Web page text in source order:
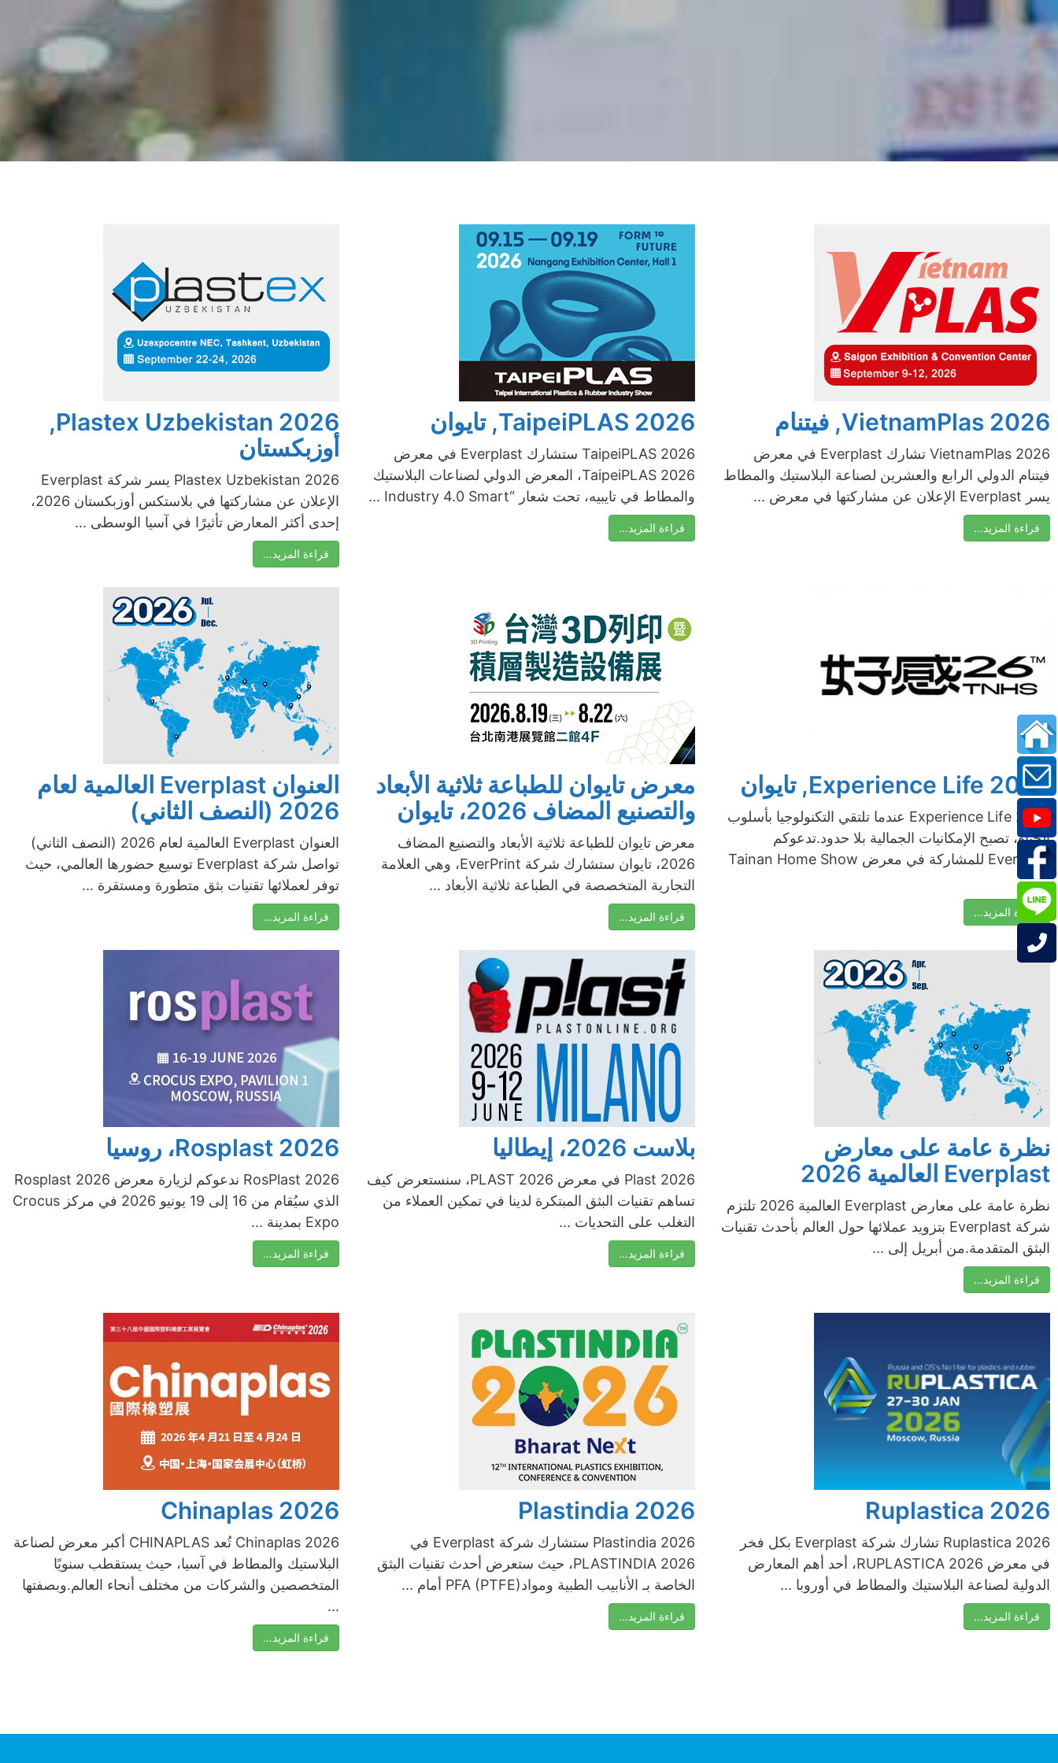
Plastex Uzbekistan 2026,
أوزبكستان
Plastex Uzbekistan 2026 يسر شركة Everplast
الإعلان عن مشاركتها في بلاستكس أوزبكستان 2026،
إحدى أكثر المعارض تأثيرًا في آسيا الوسطى ...
قراءة المزيد…
TaipeiPLAS 2026, تايوان
TaipeiPLAS 2026 ستشارك Everplast في معرض
TaipeiPLAS 2026، المعرض الدولي لصناعات البلاستيك
والمطاط في تايبيه، تحت شعار “Industry 4.0 Smart ...
قراءة المزيد…
VietnamPlas 2026, فيتنام
VietnamPlas 2026 تشارك Everplast في معرض
فيتنام الدولي الرابع والعشرين لصناعة البلاستيك والمطاط
يسر Everplast الإعلان عن مشاركتها في معرض ...
قراءة المزيد…
العنوان Everplast العالمية لعام
2026 (النصف الثاني)
العنوان Everplast العالمية لعام 2026 (النصف الثاني)
تواصل شركة Everplast توسيع حضورها العالمي، حيث
توفر لعملائها تقنيات بثق متطورة ومستقرة ...
قراءة المزيد…
معرض تايوان للطباعة ثلاثية الأبعاد
والتصنيع المضاف 2026، تايوان
معرض تايوان للطباعة ثلاثية الأبعاد والتصنيع المضاف
2026، تايوان ستشارك شركة EverPrint، وهي العلامة
التجارية المتخصصة في الطباعة ثلاثية الأبعاد ...
قراءة المزيد…
Experience Life 2026, تايوان
Experience Life 2026 عندما تلتقي التكنولوجيا بأسلوب
الحياة، تصبح الإمكانيات الجمالية بلا حدود.تدعوكم
Everplast للمشاركة في معرض Tainan Home Show
...
قراءة المزيد…
Rosplast 2026، روسيا
RosPlast 2026 ندعوكم لزيارة معرض Rosplast 2026
الذي سيُقام من 16 إلى 19 يونيو 2026 في مركز Crocus
Expo بمدينة ...
قراءة المزيد…
بلاست 2026، إيطاليا
Plast 2026 في معرض PLAST 2026، سنستعرض كيف
تساهم تقنيات البثق المبتكرة لدينا في تمكين العملاء من
التغلب على التحديات ...
قراءة المزيد…
نظرة عامة على معارض
Everplast العالمية 2026
نظرة عامة على معارض Everplast العالمية 2026 تلتزم
شركة Everplast بتزويد عملائها حول العالم بأحدث تقنيات
البثق المتقدمة.من أبريل إلى ...
قراءة المزيد…
Chinaplas 2026
Chinaplas 2026 تُعد CHINAPLAS أكبر معرض لصناعة
البلاستيك والمطاط في آسيا، حيث يستقطب سنويًا
المتخصصين والشركات من مختلف أنحاء العالم.وبصفتها
...
قراءة المزيد…
Plastindia 2026
Plastindia 2026 ستشارك شركة Everplast في
PLASTINDIA 2026، حيث ستعرض أحدث تقنيات البثق
الخاصة بـ الأنابيب الطبية وموادPFA (PTFE) أمام ...
قراءة المزيد…
Ruplastica 2026
Ruplastica 2026 تشارك شركة Everplast بكل فخر
في معرض RUPLASTICA 2026، أحد أهم المعارض
الدولية لصناعة البلاستيك والمطاط في أوروبا ...
قراءة المزيد…